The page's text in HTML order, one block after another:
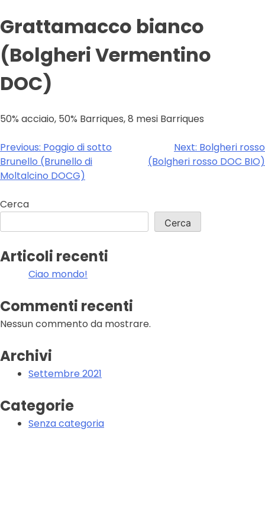
Grattamacco bianco
(Bolgheri Vermentino
DOC)
50% acciaio, 50% Barriques, 8 mesi Barriques
Navigazione
articoli
Previous: Poggio di sotto
Brunello (Brunello di
Moltalcino DOCG)
Next: Bolgheri rosso
(Bolgheri rosso DOC BIO)
Cerca
Cerca
Articoli recenti
Ciao mondo!
Commenti recenti
Nessun commento da mostrare.
Archivi
Settembre 2021
Categorie
Senza categoria